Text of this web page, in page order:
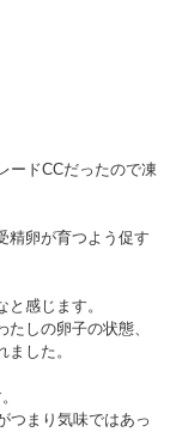
ードCCだったので凍
精卵が育つよう促す
感じます。
しの卵子の状態、
した。
つまり気味ではあっ